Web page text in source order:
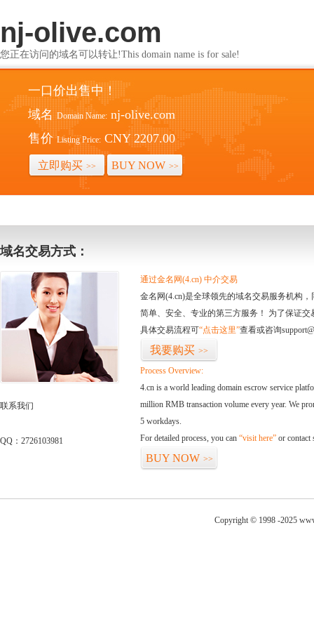
nj-olive.com
您正在访问的域名可以转让!This domain name is for sale!
一口价出售中！
域名 Domain Name: nj-olive.com
售价 Listing Price: CNY 2207.00
立即购买 >> BUY NOW >>
域名交易方式：
联系我们
QQ：2726103981
通过金名网(4.cn) 中介交易
金名网(4.cn)是全球领先的域名交易服务机构
简单、安全、专业的第三方服务！ 为了保证
具体交易流程可“点击这里”查看或咨询
我要购买 >>
Process Overview:
4.cn is a world leading domain escrow service
million RMB transaction volume every year. We
5 workdays.
For detailed process, you can “visit here” or contact
BUY NOW >>
Copyright © 1998 -2025